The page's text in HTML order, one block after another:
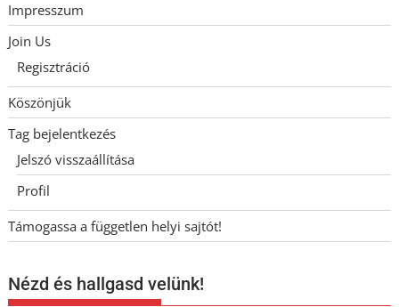
Impresszum
Join Us
Regisztráció
Köszönjük
Tag bejelentkezés
Jelszó visszaállítása
Profil
Támogassa a független helyi sajtót!
Nézd és hallgasd velünk!